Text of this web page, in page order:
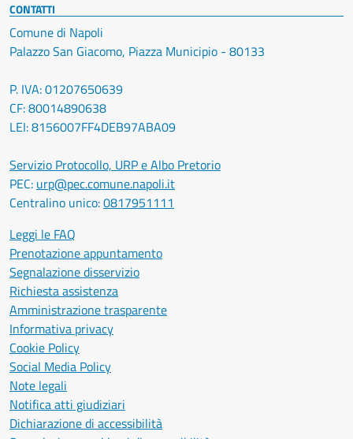
CONTATTI
Comune di Napoli
Palazzo San Giacomo, Piazza Municipio - 80133
P. IVA: 01207650639
CF: 80014890638
LEI: 8156007FF4DEB97ABA09
Servizio Protocollo, URP e Albo Pretorio
PEC: urp@pec.comune.napoli.it
Centralino unico:0817951111
Leggi le FAQ
Prenotazione appuntamento
Segnalazione disservizio
Richiesta assistenza
Amministrazione trasparente
Informativa privacy
Cookie Policy
Social Media Policy
Note legali
Notifica atti giudiziari
Dichiarazione di accessibilità